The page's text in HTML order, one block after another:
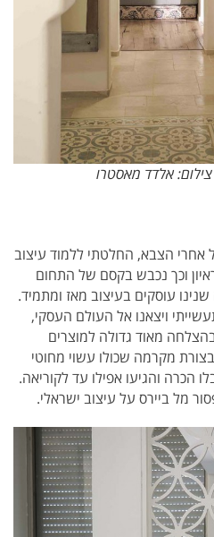
צילום: אלדד מאסטרו
אחרי הצבא, החלטתי ללמוד עיצוב
וכך נכבש בקסם של התחום
עוסקים בעיצוב מאז ומתמיד.
ויצאנו אל העולם העסקי,
מאוד גדולה למוצרים
מקרמה שכולו עשוי מחוטי
הכרה והגיעו אפילו עד לקוריאה.
מל ביירס על עיצוב ישראלי.